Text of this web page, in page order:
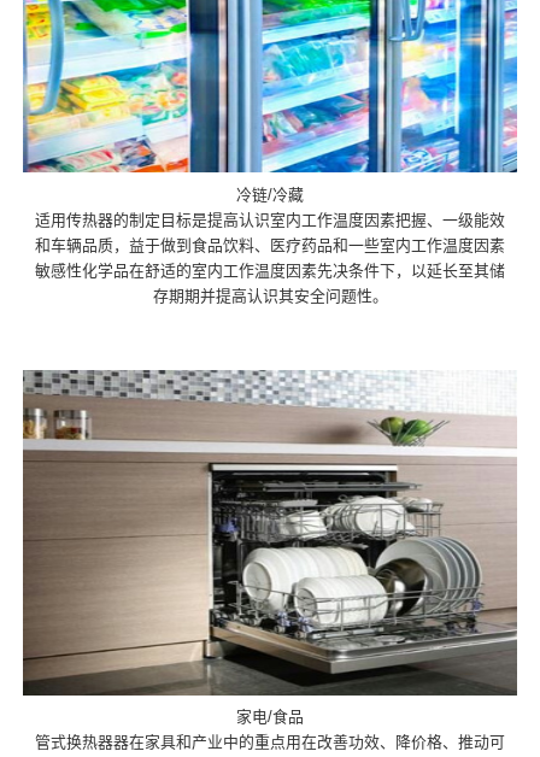
冷链/冷藏
适用传热器的制定目标是提高认识室内工作温度因素把握、一级能效
和车辆品质，益于做到食品饮料、医疗药品和一些室内工作温度因素
敏感性化学品在舒适的室内工作温度因素先决条件下，以延长至其储
存期期并提高认识其安全问题性。
家电/食品
管式换热器器在家具和产业中的重点用在改善功效、降价格、推动可